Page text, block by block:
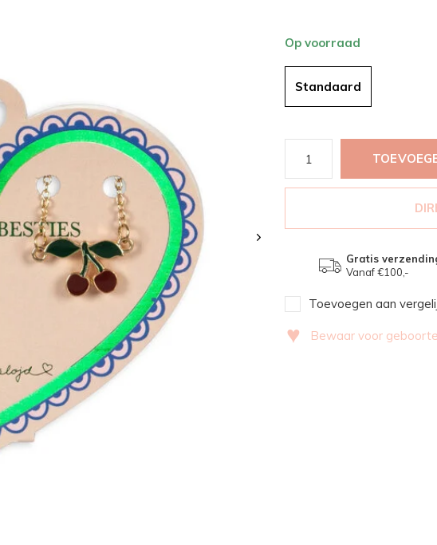
Op voorraad
Standaard
Gratis
Vanaf €100,-
Toevoegen aan
♥ Bewaar voor